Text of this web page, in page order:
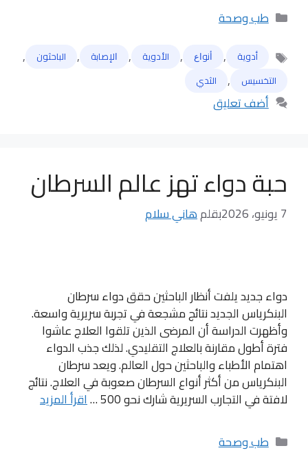
التصنيفات
طب وصحة
الوسوم
أدوية , ﺃﻧﻮﺍﻉ , الأدوية , ﺍﻹﺻﺎﺑﺔ , الباحثون ,
التخسيس , الثدي
أضف تعليق
حبة دواء تهز عالم السرطان
7 يونيو، 2026 بقلمهاني سلام
دواء جديد يلفت أنظار الباحثين حقق دواء سرطان
البنكرياس الجديد نتائج مشجعة في تجربة سريرية واسعة.
وأظهرت الدراسة أن المرضى الذين تلقوا العلاج عاشوا
فترة أطول مقارنة بالعلاج التقليدي. لذلك جذب الدواء
اهتمام الأطباء والباحثين حول العالم. ويعد سرطان
البنكرياس من أكثر أنواع السرطان صعوبة في العلاج. نتائج
لافتة في التجارب السريرية شارك نحو 500 …
اقرأ المزيد
التصنيفات
طب وصحة